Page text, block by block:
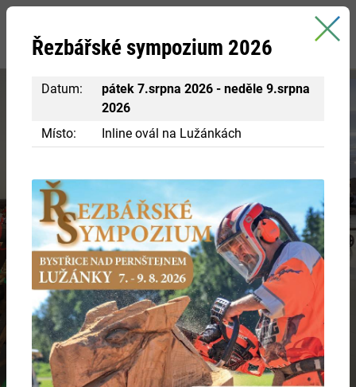
oficiální stránky města
Navštivte centrum Eden
RÁJ INSPIRACE A POZNÁNÍ
Chcete si vyzkoušet různá řemesla ve starobylých
chaloupkách? Nakouknout do panského bydlení?
VÍCE INFORMACÍ
Řezbářské sympozium 2026
Datum:
pátek 7.srpna 2026 - neděle 9.srpna
2026
Místo:
Inline ovál na Lužánkách